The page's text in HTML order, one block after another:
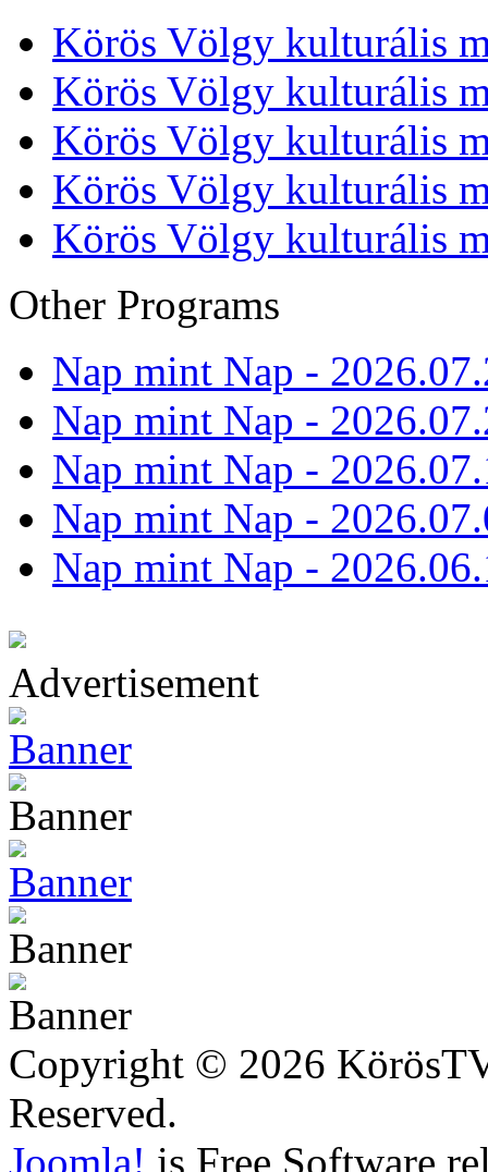
Körös Völgy kulturális
Körös Völgy kulturális
Körös Völgy kulturális
Körös Völgy kulturális
Körös Völgy kulturális
Other Programs
Nap mint Nap -
Nap mint Nap -
Nap mint Nap -
Nap mint Nap -
Nap mint Nap -
Advertisement
Copyright © 2026
Reserved.
Joomla! is Free Software